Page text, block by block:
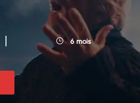
6 mois